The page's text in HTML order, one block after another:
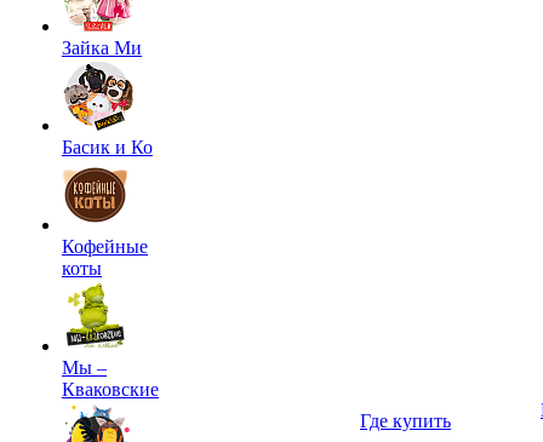
Зайка Ми
Басик и Ко
Кофейные
коты
Мы –
Кваковские
Где купить